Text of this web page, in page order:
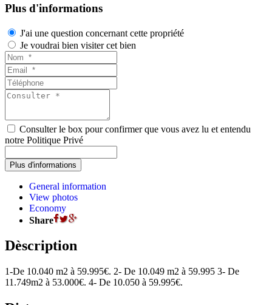
Plus d'informations
J'ai une question concernant cette propriété
Je voudrai bien visiter cet bien
Consulter le box pour confirmer que vous avez lu et entendu
notre Politique Privé
General information
View photos
Economy
Share
Dèscription
1-De 10.040 m2 à 59.995€. 2- De 10.049 m2 à 59.995 3- De
11.749m2 à 53.000€. 4- De 10.050 à 59.995€.